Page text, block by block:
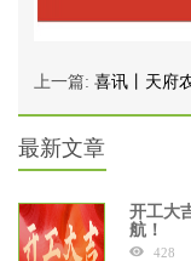
上一篇: 喜讯丨天府
最新文章
开工大
航！
428